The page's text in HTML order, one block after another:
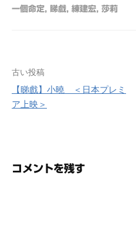
一個命定, 睇戲, 練建宏, 莎莉
投
稿
ゲ
古い投稿
【睇戲】小曉 ＜日本プレミ
ア上映＞
コメントを残す